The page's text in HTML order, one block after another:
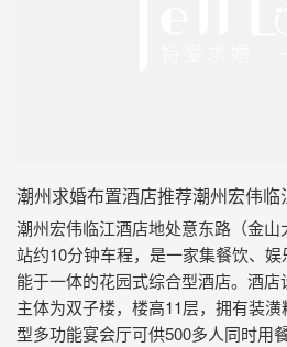
潮州求婚布置酒店推荐潮州宏伟临
潮州宏伟临江酒店地处意东路（金
站约10分钟车程，是一家集餐饮、
能于一体的花园式综合型酒店。酒店
主体为双子楼，楼高11层，拥有装
型多功能宴会厅可供500多人同时用